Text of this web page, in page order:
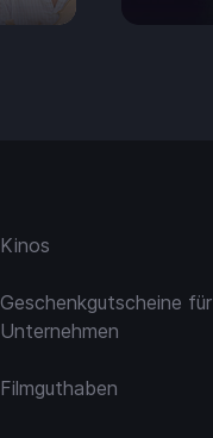
Kinos
Geschenkgutscheine für
Unternehmen
Filmguthaben